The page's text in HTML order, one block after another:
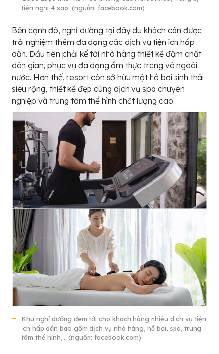
tiện nghi 4 sao. (nguồn: facebook.com)
Bên cạnh đó, nghỉ dưỡng tại đây du khách còn được
trải nghiệm thêm đa dạng các dịch vụ tiện ích hấp
dẫn. Đầu tiên phải kể tới nhà hàng thiết kế đậm chất
dân gian, phục vụ đa dạng ẩm thực trong và ngoài
nước. Hơn thế, resort còn sở hữu một hồ bơi sinh thái
siêu rộng, thiết kế đẹp cùng dịch vụ spa chuyên
nghiệp và trung tâm thể hình chất lượng cao.
Khu nghỉ dưỡng đem tới cho khách hàng nhiều dịch vụ tiện
ích hấp dẫn bao gồm dịch vụ nhà hàng, hồ bơi, spa, trung
tâm thể hình,… (nguồn: facebook.com)